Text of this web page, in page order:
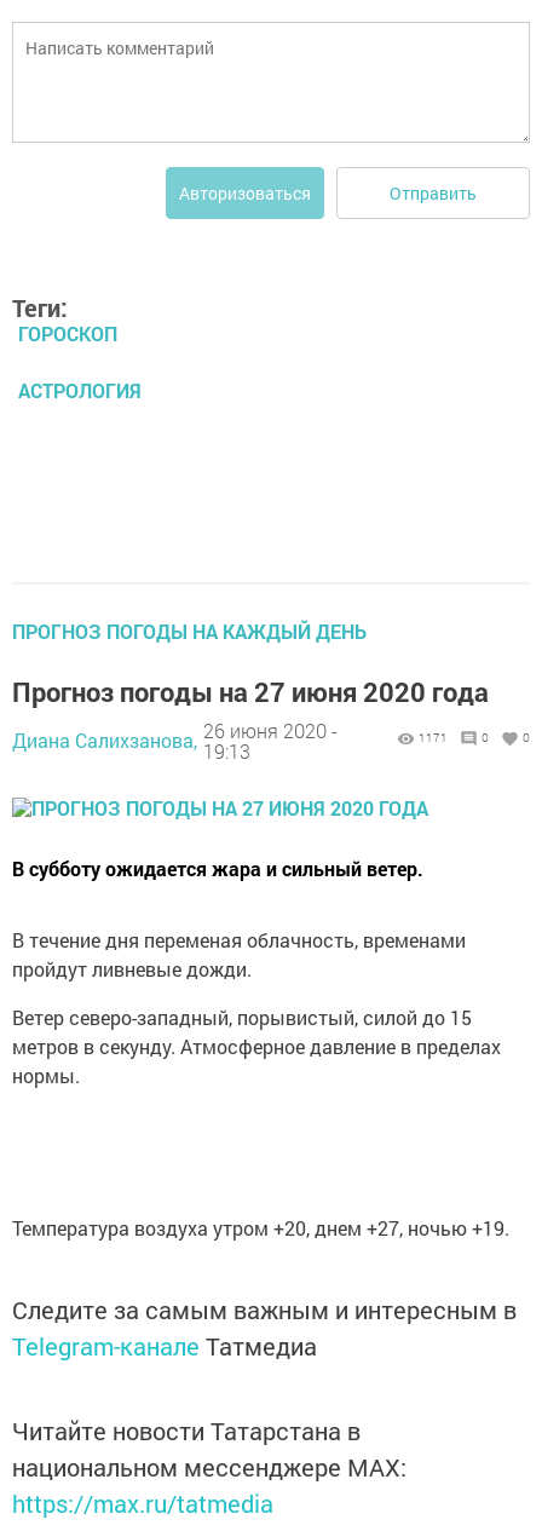
Авторизоваться Отправить
Теги:
ГОРОСКОП
АСТРОЛОГИЯ
ПРОГНОЗ ПОГОДЫ НА КАЖДЫЙ ДЕНЬ
Прогноз погоды на 27 июня 2020 года
Диана Салихзанова, 26 июня 2020 -
19:13
1171 0 0
В субботу ожидается жара и сильный ветер.
В течение дня переменая облачность, временами
пройдут ливневые дожди.
Ветер северо-западный, порывистый, силой до 15
метров в секунду. Атмосферное давление в пределах
нормы.
Температура воздуха утром +20, днем +27, ночью +19.
Следите за самым важным и интересным в
Telegram-канале Татмедиа
Читайте новости Татарстана в
национальном мессенджере MАХ:
https://max.ru/tatmedia